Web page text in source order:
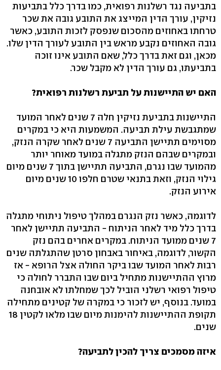
בתביעה נגד רשלנות רפואית, כמו בדרך כלל בתביעות
נזיקין, עורך הדין המייצג את התובע גובה את שכר
טרחתו באחוזים מהסכום שנפסק לזכות התובע, כאשר
גובה האחוזים נקבע מראש בין התובע לעורך הדין שלו.
מכאן, וגם זאת בדרך כלל, שאם התובע אינו זוכה
בתביעתו, גם עורך הדין לא מקבל שכר.
האם יש התיישנות על תביעת רשלנות רפואית?
התיישנות בתביעת נזיקין חלה 7 שנים לאחר המועד
שמתגבשת עילת תביעה. המשמעות היא כי במקרים
מסוימים תתיישן התביעה 7 שנים לאחר שקרה הנזק,
ובמקרים שבהם הנזק מתגלה במועד מאוחר יותר
מהמועד שבו נגרם, התביעה תתיישן בתוך 7 שנים מיום
גילוי הנזק, וזאת בתנאי שטרם חלפו 10 שנים מיום
אירוע הנזק.
לדוגמה, כאשר נזק הנגרם במהלך טיפול ניתוחי מתגלה
בדרך כלל מיד לאחר הניתוח - התביעה תתיישן לאחר
7 שנים ממועד הניתוח. במקרים אחרים בהם נזק
הקשור, לדוגמה, באיחור באבחון סרטן שהתגלתה שנים
רבות לאחר המועד שבו ביקר החולה אצל הרופא - אז
מרוץ ההתיישנות מתחיל ביום שבו התברר לחולה כי
טיפול רפואי רשלני הוביל לכך שמחלתו לא אובחנה
במועד. בנוסף, יש לזכור כי במקרה של קטינים מתחילה
תקופת ההתיישנות להימנות מיום שבו מלאו לקטין 18
שנים.
איזה מסמכים צריך להכין לתביעה?